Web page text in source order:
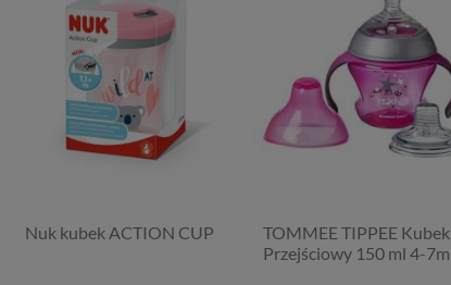
Nuk kubek ACTION CUP
TOMMEE TIPPEE Kubek
Przejściowy 150 ml 4-7m